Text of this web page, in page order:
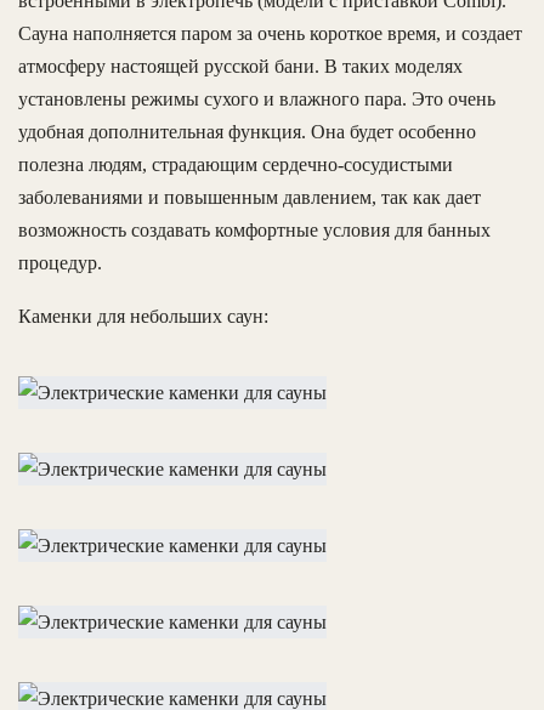
Сауна наполняется паром за очень короткое время, и создает
атмосферу настоящей русской бани. В таких моделях
установлены режимы сухого и влажного пара. Это очень
удобная дополнительная функция. Она будет особенно
полезна людям, страдающим сердечно-сосудистыми
заболеваниями и повышенным давлением, так как дает
возможность создавать комфортные условия для банных
процедур.
Каменки для небольших саун: